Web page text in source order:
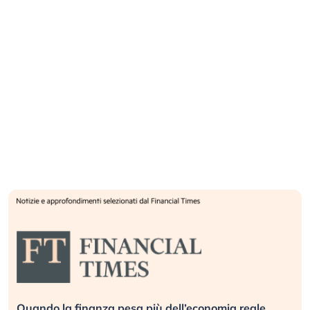
L’approvazione del prospetto da parte dell’autorità
parere favorevole sugli strumenti finanziari offerti o
ammessi alla negoziazione in un mercato
regolamentato. Gli strumenti finanziari sono prodotti
non semplici e di difficile comprensione. Il presente